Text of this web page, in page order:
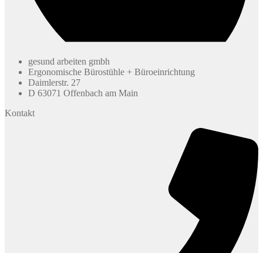
gesund arbeiten gmbh
Ergonomische Bürostühle + Büroeinrichtung
Daimlerstr. 27
D 63071 Offenbach am Main
Kontakt